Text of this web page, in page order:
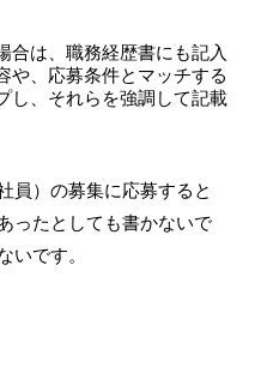
合は、職務経歴書にも記入
や、応募条件とマッチする
し、それらを強調して記載
員）の募集に応募すると
ったとしても書かないで
いです。